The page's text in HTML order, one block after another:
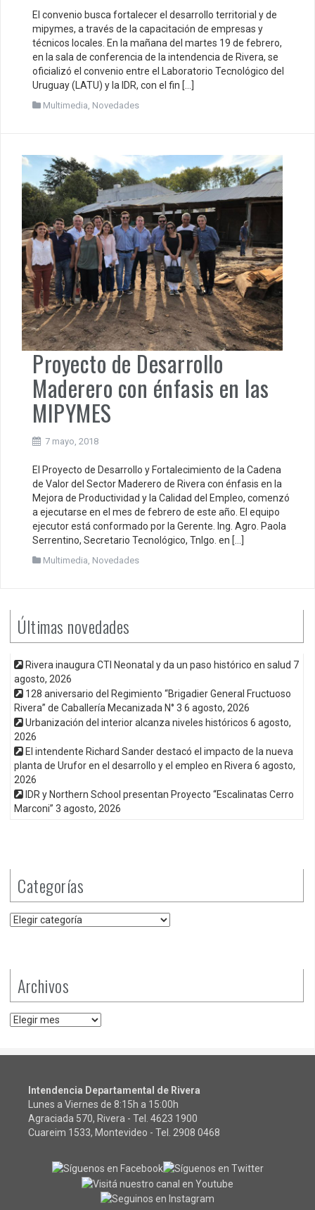
El convenio busca fortalecer el desarrollo territorial y de
mipymes, a través de la capacitación de empresas y
técnicos locales. En la mañana del martes 19 de febrero,
en la sala de conferencia de la intendencia de Rivera, se
oficializó el convenio entre el Laboratorio Tecnológico del
Uruguay (LATU) y la IDR, con el fin […]
Multimedia Novedades
Proyecto de Desarrollo
Maderero con énfasis en las
MIPYMES
7 mayo, 2018
El Proyecto de Desarrollo y Fortalecimiento de la Cadena
de Valor del Sector Maderero de Rivera con énfasis en la
Mejora de Productividad y la Calidad del Empleo, comenzó
a ejecutarse en el mes de febrero de este año. El equipo
ejecutor está conformado por la Gerente. Ing. Agro. Paola
Serrentino, Secretario Tecnológico, Tnlgo. en […]
Multimedia, Novedades
Últimas novedades
Rivera inaugura CTI Neonatal y da un paso histórico en salud 7
agosto, 2026
128 aniversario del Regimiento “Brigadier General Fructuoso
Rivera” de Caballería Mecanizada N° 3 6 agosto, 2026
Urbanización del interior alcanza niveles históricos 6 agosto,
2026
El intendente Richard Sander destacó el impacto de la nueva
planta de Urufor en el desarrollo y el empleo en Rivera 6 agosto,
2026
IDR y Northern School presentan Proyecto “Escalinatas Cerro
Marconi” 3 agosto, 2026
Categorías
Categorías
Archivos
Archivos
Intendencia Departamental de Rivera
Lunes a Viernes de 8:15h a 15:00h
Agraciada 570, Rivera - Tel. 4623 1900
Cuareim 1533, Montevideo - Tel. 2908 0468